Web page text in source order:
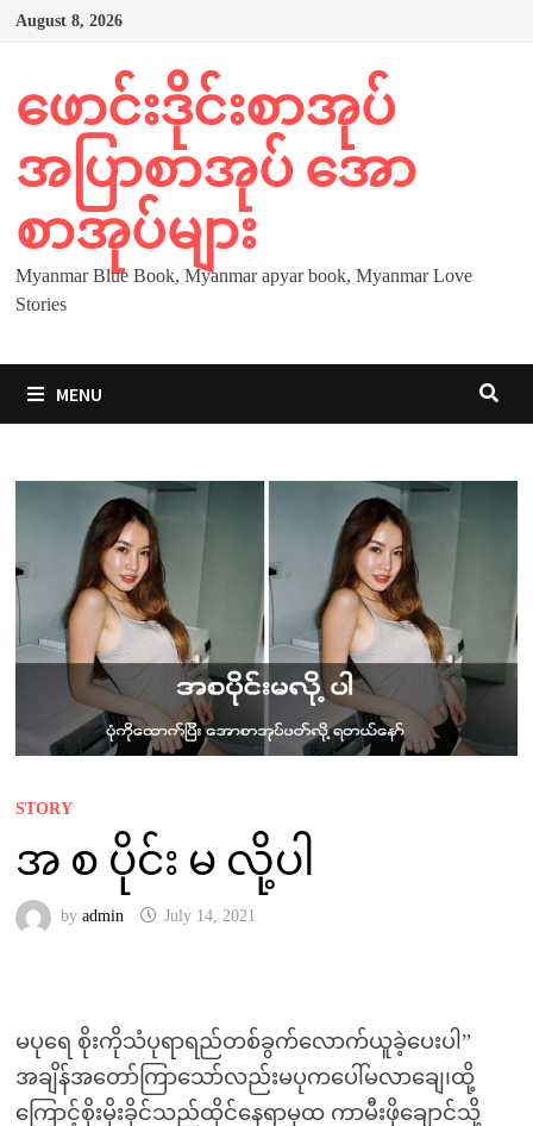
Skip
August 8, 2026
ဖောင်းဒိုင်းစာအုပ်
အပြာစာအုပ် အော
စာအုပ်များ
Myanmar Blue Book, Myanmar apyar book, Myanmar Love
Stories
MENU
STORY
အ စ ပိုင်း မ လို့ပါ
by admin July 14, 2021
မပုရေ စိုးကိုသံပုရာရည်တစ်ခွက်လောက်ယူခဲ့ပေးပါ”
အချိန်အတော်ကြာသော်လည်းမပုကပေါ်မလာချေ၊ထို့
ကြောင့်စိုးမိုးခိုင်သည်ထိုင်နေရာမှထ ကာမီးဖိုချောင်သို့